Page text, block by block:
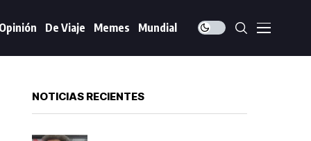
De Viaje Memes Mundial
NOTICIAS RECIENTES